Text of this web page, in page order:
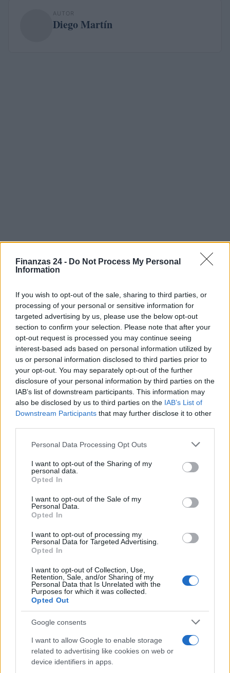
Finanzas 24 - Do Not Process My Personal
Information
If you wish to opt-out of the sale, sharing to third parties, or
processing of your personal or sensitive information for
targeted advertising by us, please use the below opt-out
section to confirm your selection. Please note that after your
opt-out request is processed you may continue seeing
interest-based ads based on personal information utilized by
us or personal information disclosed to third parties prior to
your opt-out. You may separately opt-out of the further
disclosure of your personal information by third parties on the
IAB’s list of downstream participants. This information may
also be disclosed by us to third parties on the IAB’s List of
Downstream Participants that may further disclose it to other
Please note that this website/app uses one or more Google
not limited to your visit or usage behaviour. You may click to
grant or deny consent to Google and its third-party tags to
use your data for below specified purposes in below Google
consent section.
Personal Data Processing Opt Outs
I want to opt-out of the Sharing of my
personal data.
Opted In
I want to opt-out of the Sale of my
Personal Data.
Opted In
I want to opt-out of processing my
Personal Data for Targeted Advertising.
Opted In
I want to opt-out of Collection, Use,
Retention, Sale, and/or Sharing of my
Personal Data that Is Unrelated with the
Purposes for which it was collected.
Opted Out
Google consents
I want to allow Google to enable storage
related to advertising like cookies on web or
device identifiers in apps.
AUTOR
Diego Martín
Sigue leyendo
INVERSIONES
Guía para evaluar RWA: custodios, oráculos, liquidez y riesgo
Marta Ruiz · 6 Ago 2026
INVERSIONES
Diferencias entre análisis técnico y fundamental: cuándo
aplicar cada método